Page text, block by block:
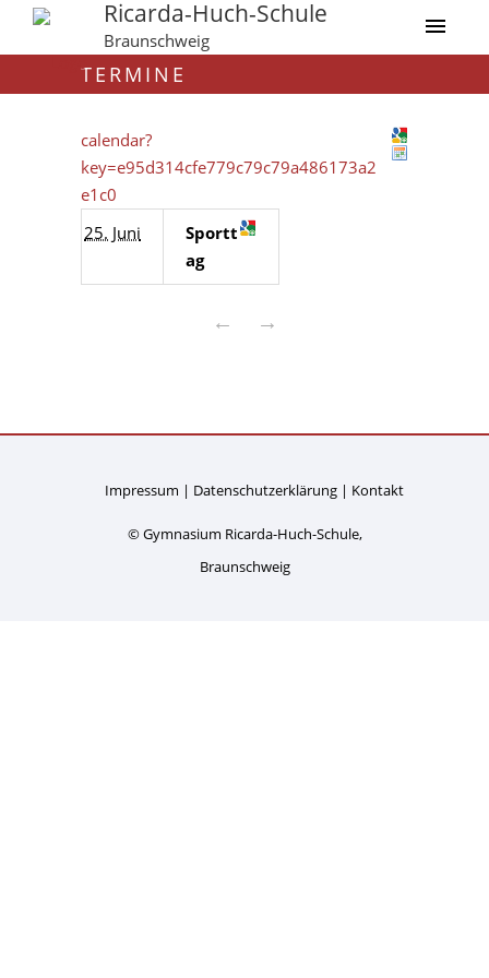
Ricarda-Huch-Schule
Braunschweig
TERMINE
calendar?
key=e95d314cfe779c79c79a486173a2
e1c0
25. Juni
Sportt
ag
← →
Impressum Datenschutzerklärung Kontakt
© Gymnasium Ricarda-Huch-Schule,
Braunschweig